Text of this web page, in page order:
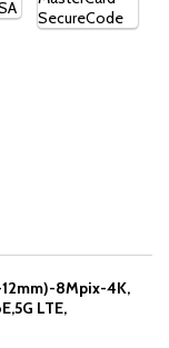
8Mpix-4K,
LTE,